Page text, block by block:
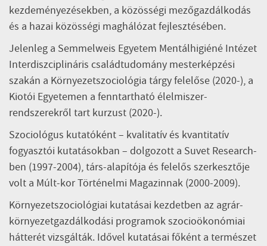
kezdeményezésekben, a közösségi mezőgazdálkodás
és a hazai közösségi maghálózat fejlesztésében.
Jelenleg a Semmelweis Egyetem Mentálhigiéné Intézet
Interdiszciplináris családtudomány mesterképzési
szakán a Környezetszociológia tárgy felelőse (2020-), a
Kiotói Egyetemen a fenntartható élelmiszer-
rendszerekről tart kurzust (2020-).
Szociológus kutatóként – kvalitatív és kvantitatív
fogyasztói kutatásokban – dolgozott a Suvet Research-
ben (1997-2004), társ-alapítója és felelős szerkesztője
volt a Múlt-kor Történelmi Magazinnak (2000-2009).
Környezetszociológiai kutatásai kezdetben az agrár-
környezetgazdálkodási programok szocioökonómiai
hátterét vizsgálták. Idővel kutatásai főként a természet